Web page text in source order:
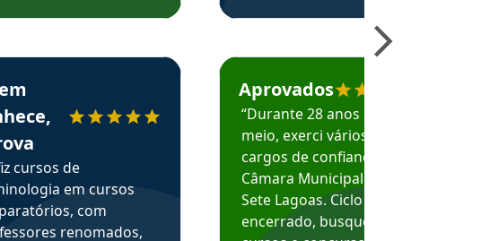
Henrique recomenda o Aprova Concursos em depoimento
cursos de
em cursos
com
renomados,
Estudante Caio recomenda o Aprova
Aprovados
“Durante 28 anos e
meio, exerci vários
cargos de confiança na
Câmara Municipal de
Sete Lagoas. Ciclo
encerrado, busquei